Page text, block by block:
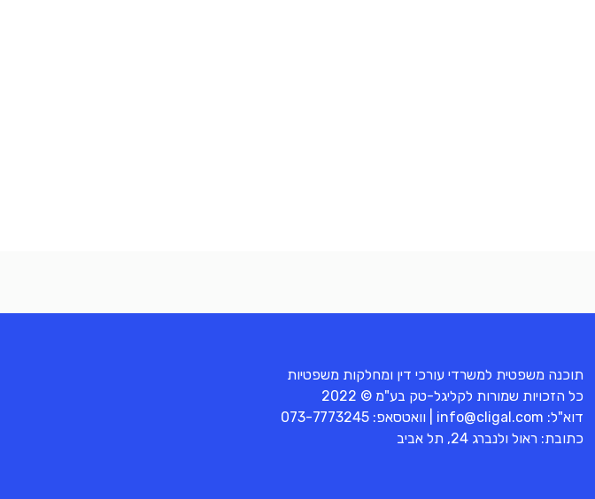
תוכנה משפטית למשרדי עורכי דין ומחלקות משפטיות
כל הזכויות שמורות לקליגל-טק בע"מ © 2022
דוא"ל: info@cligal.com | וואטסאפ: 073-7773245
כתובת: ראול ולנברג 24, תל אביב